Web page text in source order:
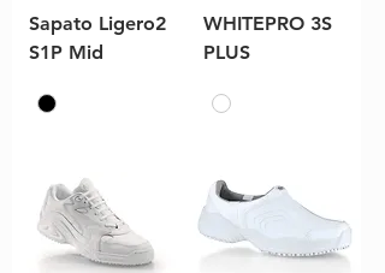
Sapato Ligero2
S1P Mid
WHITEPRO 3S
PLUS